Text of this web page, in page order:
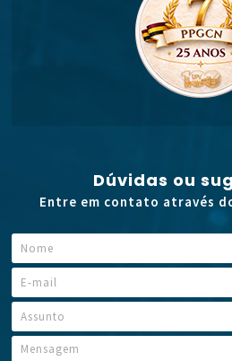
Dúvidas ou
Entre em contato através
N
o
m
e
*
E
-
m
a
i
A
s
sM